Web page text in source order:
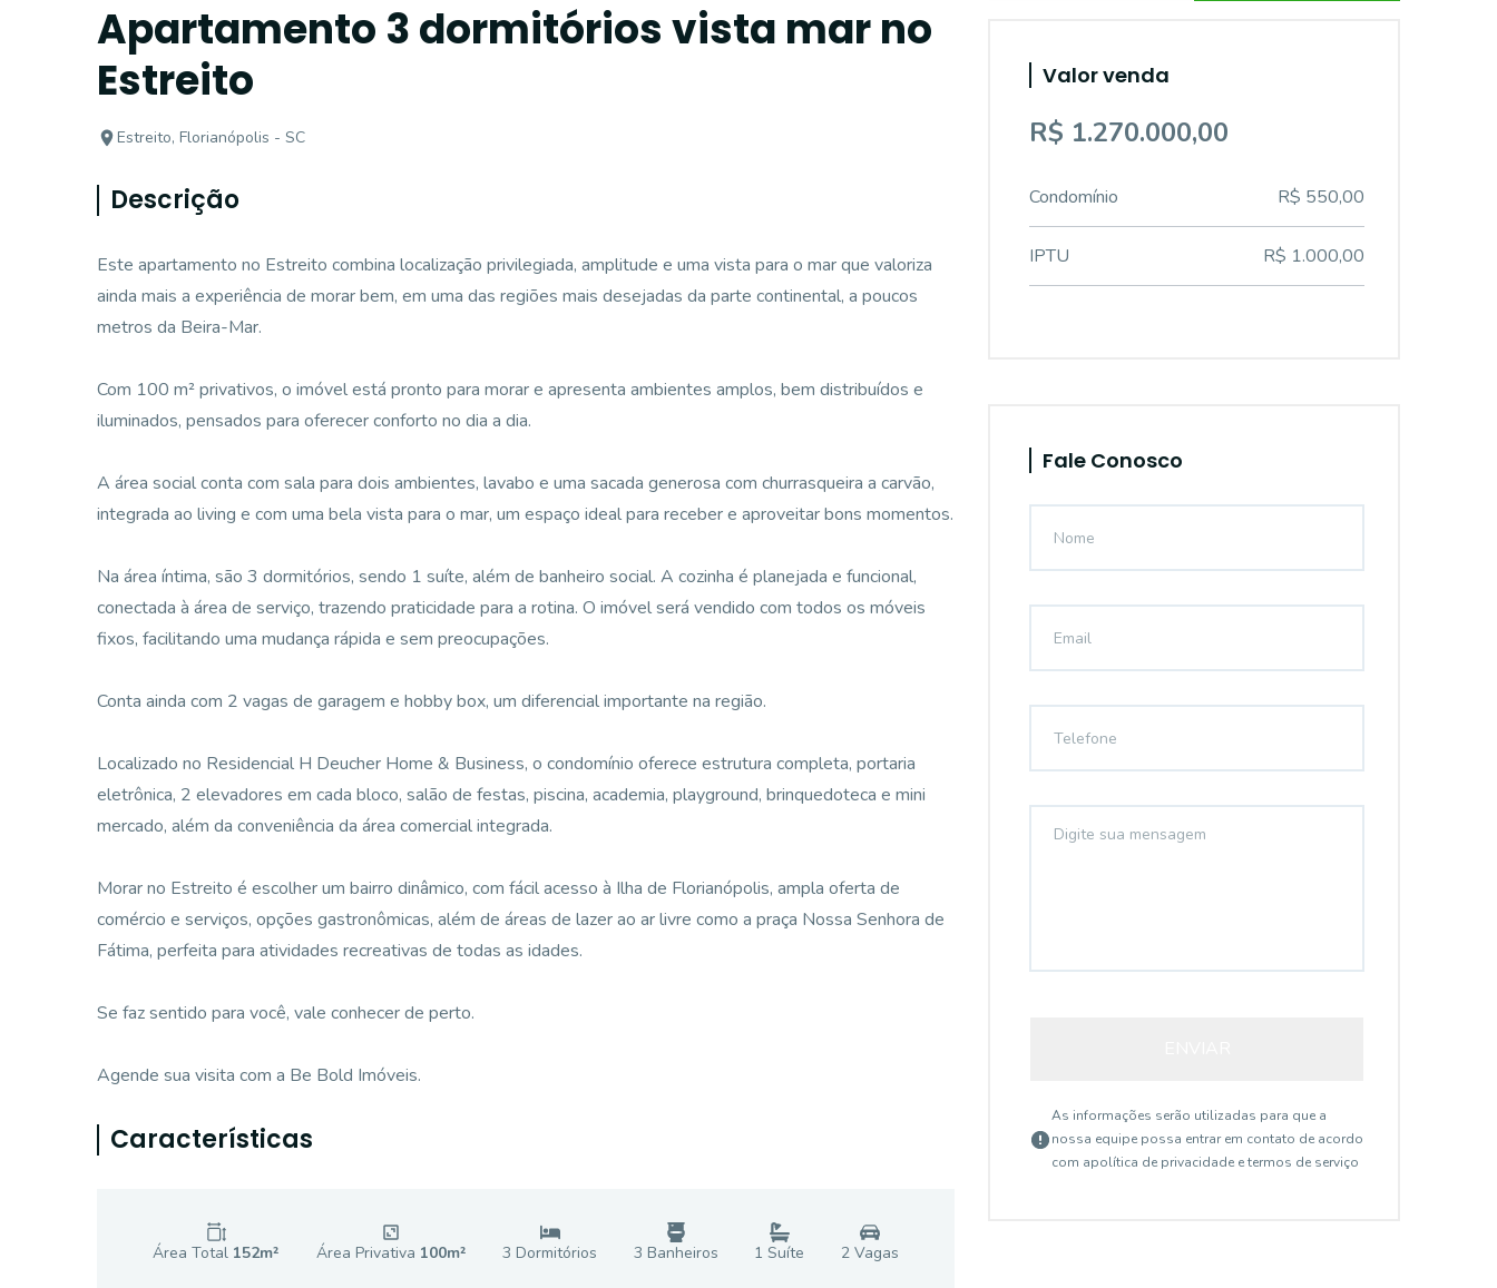
Apartamento 3 dormitórios vista mar no
Estreito
Estreito, Florianópolis - SC
Descrição
Este apartamento no Estreito combina localização privilegiada, amplitude e uma vista para o mar que valoriza
ainda mais a experiência de morar bem, em uma das regiões mais desejadas da parte continental, a poucos
metros da Beira-Mar.
Com 100 m² privativos, o imóvel está pronto para morar e apresenta ambientes amplos, bem distribuídos e
iluminados, pensados para oferecer conforto no dia a dia.
A área social conta com sala para dois ambientes, lavabo e uma sacada generosa com churrasqueira a carvão,
integrada ao living e com uma bela vista para o mar, um espaço ideal para receber e aproveitar bons momentos.
Na área íntima, são 3 dormitórios, sendo 1 suíte, além de banheiro social. A cozinha é planejada e funcional,
conectada à área de serviço, trazendo praticidade para a rotina. O imóvel será vendido com todos os móveis
fixos, facilitando uma mudança rápida e sem preocupações.
Conta ainda com 2 vagas de garagem e hobby box, um diferencial importante na região.
Localizado no Residencial H Deucher Home & Business, o condomínio oferece estrutura completa, portaria
eletrônica, 2 elevadores em cada bloco, salão de festas, piscina, academia, playground, brinquedoteca e mini
mercado, além da conveniência da área comercial integrada.
Morar no Estreito é escolher um bairro dinâmico, com fácil acesso à Ilha de Florianópolis, ampla oferta de
comércio e serviços, opções gastronômicas, além de áreas de lazer ao ar livre como a praça Nossa Senhora de
Fátima, perfeita para atividades recreativas de todas as idades.
Se faz sentido para você, vale conhecer de perto.
Agende sua visita com a Be Bold Imóveis.
Características
Área Total 152m² Área Privativa 100m² 3 Dormitórios 3 Banheiros 1 Suíte 2Vagas
Valor venda
R$ 1.270.000,00
Condomínio R$ 550,00
IPTU R$ 1.000,00
Fale Conosco
As informações serão utilizadas para que a
nossa equipe possa entrar em contato de acordo
com apolítica de privacidade e termos de serviço